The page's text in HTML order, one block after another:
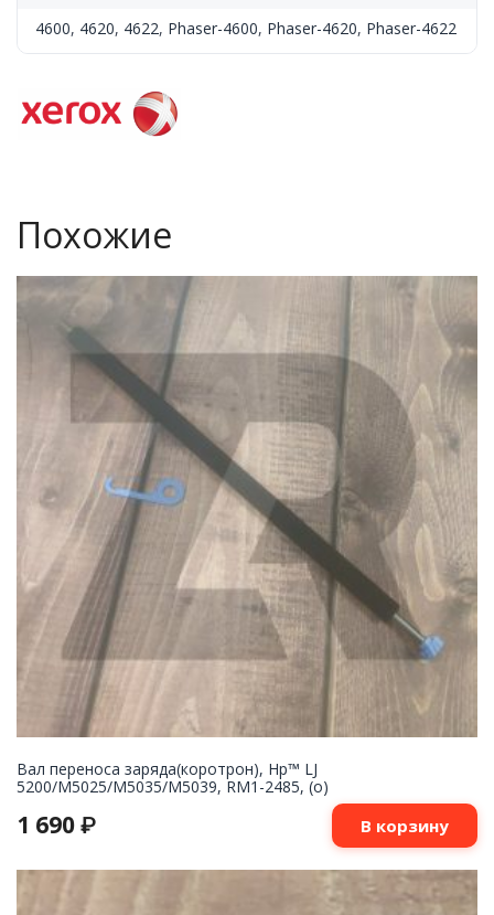
4600, 4620, 4622, Phaser-4600, Phaser-4620, Phaser-4622
Похожие
Вал переноса заряда(коротрон), Hp™ LJ
5200/M5025/M5035/M5039, RM1-2485, (о)
1 690 ₽ В корзину